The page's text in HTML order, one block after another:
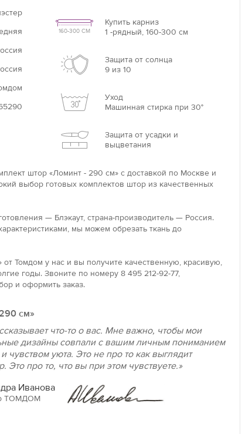
160-300 СМ
Купить карниз
1 -рядный, 160-300 см
Защита от солнца
9 из 10
Уход
Машинная стирка при 30°
Защита от усадки и
выцветания
штор «Ломинт - 290 см» с доставкой по Москве и
выбор готовых комплектов штор из качественных
— Блэкаут, страна-производитель — Россия.
мы можем обрезать ткань до
Томдом у нас и вы получите качественную, красивую,
годы. Звоните по номеру 8 495 212-92-77,
и оформить заказ.
см»
что-то о вас. Мне важно, чтобы мои
дизайны совпали с вашим личным пониманием
чувством уюта. Это не про то как выглядит
Это про то, что вы при этом чувствуете.»
Иванова
ТОМДОМ